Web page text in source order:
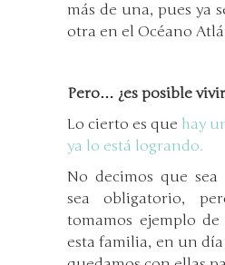
más de una, pues ya
otra en el Océano
Pero… ¿es posible
Lo cierto es que hay
ya lo está logrando.
No decimos que
sea obligatorio,
tomamos ejemplo
esta familia, en un